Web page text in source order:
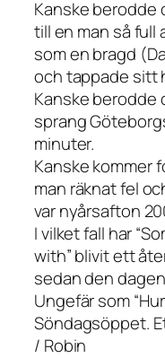
Kanske berodde
till en man så
som en bragd
och tappade sitt
Kanske berodde
sprang
minuter.
Kanske kommer
man räknat fel
var nyårsafton
I vilket fall har
with” blivit ett
sedan den
Ungefär som
Söndagsöppet.
/ Robin